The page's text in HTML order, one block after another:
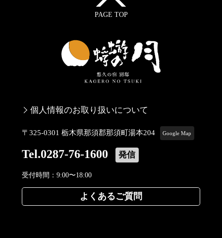
PAGE TOP
個人情報のお取り扱いについて
〒325-0301 栃木県那須郡那須町湯本204 Google Map
Tel.0287-76-1600 発信
受付時間：9:00〜18:00
よくあるご質問